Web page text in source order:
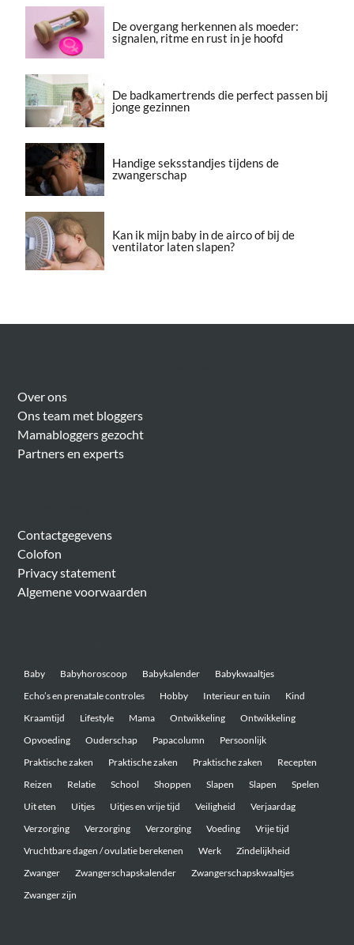
De overgang herkennen als moeder:
signalen, ritme en rust in je hoofd
De badkamertrends die perfect passen bij
jonge gezinnen
Handige seksstandjes tijdens de
zwangerschap
Kan ik mijn baby in de airco of bij de
ventilator laten slapen?
Over ons
Ons team met bloggers
Mamabloggers gezocht
Partners en experts
Contactgegevens
Colofon
Privacy statement
Algemene voorwaarden
Baby Babyhoroscoop Babykalender
Babykwaaltjes
Echo’s en prenatale controles
Hobby Interieur en tuin
Kind
Kraamtijd
Lifestyle Mama Ontwikkeling
Ontwikkeling
Opvoeding
Ouderschap Papacolumn
Persoonlijk
Praktische zaken
Praktische zaken Praktische zaken
Recepten
Reizen
Relatie School Shoppen Slapen Slapen
Spelen
Uit eten
Uitjes Uitjes en vrije tijd Veiligheid
Verjaardag
Verzorging
Verzorging Verzorging Voeding
Vrije tijd
Vruchtbare dagen / ovulatie berekenen
Werk
Zindelijkheid
Zwanger
Zwangerschapskalender
Zwangerschapskwaaltjes
Zwanger zijn